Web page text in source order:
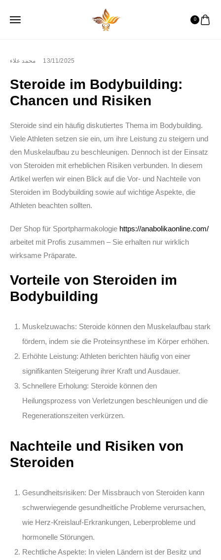
0
محمد علاء 13/11/2025
Steroide im Bodybuilding:
Chancen und Risiken
Steroide sind ein häufig diskutiertes Thema im Bodybuilding.
Viele Athleten setzen sie ein, um ihre Leistung zu steigern und
den Muskelaufbau zu beschleunigen. Dennoch ist der Einsatz
von Steroiden mit erheblichen Risiken verbunden. In diesem
Artikel werfen wir einen Blick auf die Vor- und Nachteile von
Steroiden im Bodybuilding sowie auf wichtige Aspekte, die
Athleten beachten sollten.
Der Shop für Sportpharmakologie https://anabolikaonline.com/
arbeitet mit Profis zusammen – Sie erhalten nur wirklich
wirksame Präparate.
Vorteile von Steroiden im
Bodybuilding
Muskelzuwachs: Steroide können den Muskelaufbau stark
fördern, indem sie die Proteinsynthese im Körper erhöhen.
Erhöhte Leistung: Athleten berichten häufig von einer
signifikanten Steigerung ihrer Kraft und Ausdauer.
Schnellere Erholung: Steroide können den
Heilungsprozess von Verletzungen beschleunigen und die
Regenerationszeiten verkürzen.
Nachteile und Risiken von
Steroiden
Gesundheitsrisiken: Der Missbrauch von Steroiden kann
schwerwiegende gesundheitliche Probleme verursachen,
wie Herz-Kreislauf-Erkrankungen, Leberprobleme und
hormonelle Störungen.
Rechtliche Aspekte: In vielen Ländern ist der Besitz und